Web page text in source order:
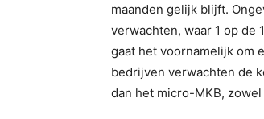
maanden gelijk blijft.
verwachten, waar 1 op de
gaat het voornamelijk om
bedrijven verwachten de
dan het micro-MKB,